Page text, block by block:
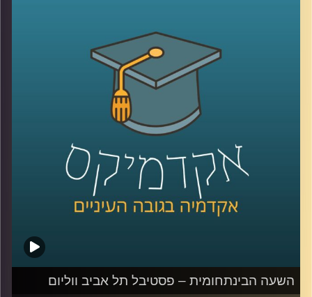
חילות הים, היבשה והאוויר תפסו ארגוני טרור
שנלחמים מלב האוכלוסייה האזרחית. במקביל
שולחים ארגונים אלו מחבלים שהופכים את
מרכזי הערים לשדה קרב מדמם. ד"ר מורן ירחי
עומדת על מאפייני שדה הקרב החדש, על
הזירות הנוספות שהתווספו למלחמה המסורתית
וכיצד הפך השיקול התדמיתי ללא פחות חשוב
מהמהלכים הטקטיים בשטח
.
קרדיט תמונות:AudioVersity
השעה הבינתחומית – פסטיבל תל אביב ווליום